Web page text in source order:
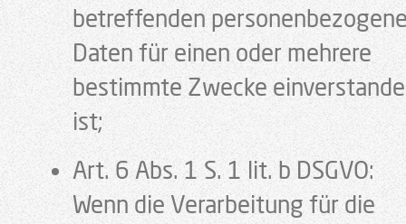
betreffenden
Daten für einen oder mehrere
bestimmte Zwecke
ist;
Art. 6 Abs. 1 S. 1 lit. b DSGVO:
Wenn die Verarbeitung für die